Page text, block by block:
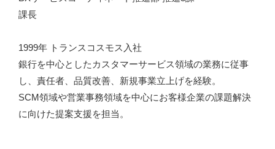
課長
1999年 トランスコスモス入社
銀行を中心としたカスタマーサービス領域の業務に従事
し、責任者、品質改善、新規事業立上げを経験。
SCM領域や営業事務領域を中心にお客様企業の課題解決
に向けた提案支援を担当。